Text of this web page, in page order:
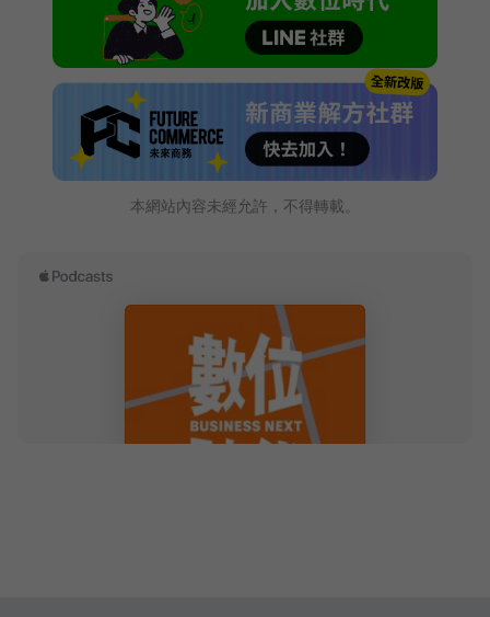
本網站內容未經允許，不得轉載。